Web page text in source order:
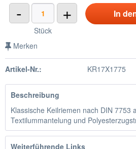
- +
Stück
In
Merken
Artikel-Nr.: KR17X1775
Beschreibung
Klassische Keilriemen nach DIN 7753
Textilummantelung und
Weiterführende Links